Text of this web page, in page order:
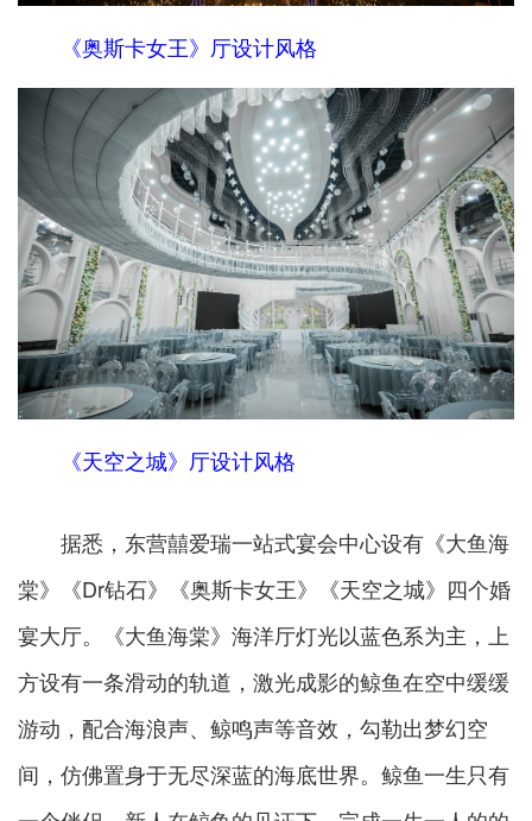
《奥斯卡女王》厅设计风格
《天空之城》厅设计风格
据悉，东营囍爱瑞一站式宴会中心设有《大鱼海
棠》《Dr钻石》《奥斯卡女王》《天空之城》四个婚
宴大厅。《大鱼海棠》海洋厅灯光以蓝色系为主，上
方设有一条滑动的轨道，激光成影的鲸鱼在空中缓缓
游动，配合海浪声、鲸鸣声等音效，勾勒出梦幻空
间，仿佛置身于无尽深蓝的海底世界。鲸鱼一生只有